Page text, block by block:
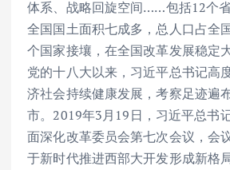
体系、战略回旋空间……包括12个
全国国土面积七成多，总人口占全
个国家接壤，在全国改革发展稳定
党的十八大以来，习近平总书记高
济社会持续健康发展，考察足迹遍
市。2019年3月19日，习近平总书
面深化改革委员会第七次会议，会
于新时代推进西部大开发形成新格